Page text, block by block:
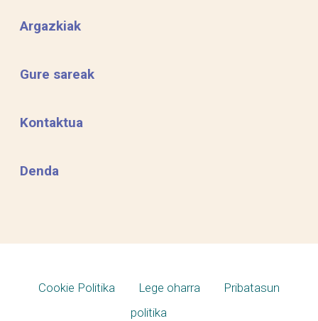
Argazkiak
Gure sareak
Kontaktua
Denda
Cookie Politika Lege oharra
Pribatasun
politika